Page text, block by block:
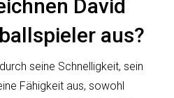
David
aus?
seine Schnelligkeit, sein
Fähigkeit aus, sowohl